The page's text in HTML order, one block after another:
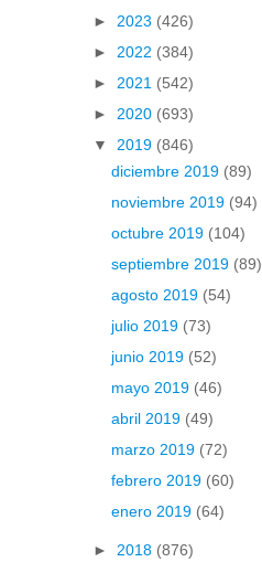
► 2023 (426)
► 2022 (384)
► 2021 (542)
► 2020 (693)
▼ 2019 (846)
diciembre 2019 (89)
noviembre 2019 (94)
octubre 2019 (104)
septiembre 2019 (89)
agosto 2019 (54)
julio 2019 (73)
junio 2019 (52)
mayo 2019 (46)
abril 2019 (49)
marzo 2019 (72)
febrero 2019 (60)
enero 2019 (64)
► 2018 (876)